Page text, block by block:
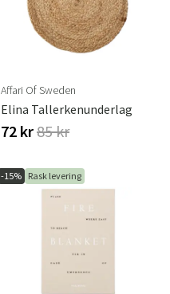
Affari Of Sweden
Elina Tallerkenunderlag
72 kr85 kr
-15% Rask levering